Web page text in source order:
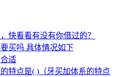
快看看有没有你借过的？
买吗 具体情况如下
适
特点是( )（牙买加体系的特点